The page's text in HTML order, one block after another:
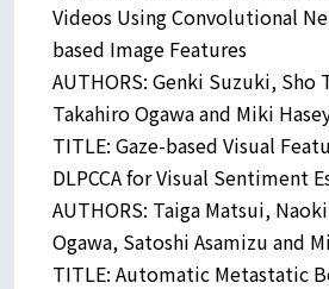
Videos Using Convolutional
based Image Features
AUTHORS: Genki Suzuki, Sho
Takahiro Ogawa and Miki
TITLE: Gaze-based Visual
DLPCCA for Visual Sentiment
AUTHORS: Taiga Matsui,
Ogawa, Satoshi Asamizu and
TITLE: Automatic Metastatic